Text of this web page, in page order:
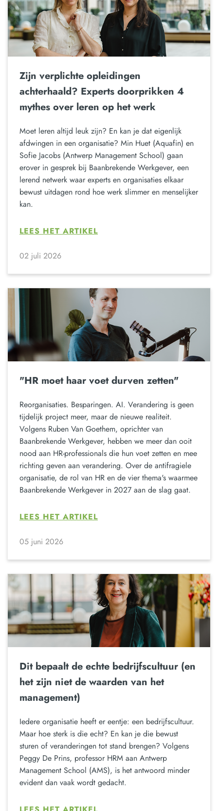
Zijn verplichte opleidingen
achterhaald? Experts doorprikken 4
mythes over leren op het werk
Moet leren altijd leuk zijn? En kan je dat eigenlijk
afdwingen in een organisatie? Min Huet (Aquafin) en
Sofie Jacobs (Antwerp Management School) gaan
erover in gesprek bij Baanbrekende Werkgever, een
lerend netwerk waar experts en organisaties elkaar
bewust uitdagen rond hoe werk slimmer en menselijker
kan.
LEES HET ARTIKEL
02 juli 2026
"HR moet haar voet durven zetten"
Reorganisaties. Besparingen. AI. Verandering is geen
tijdelijk project meer, maar de nieuwe realiteit.
Volgens Ruben Van Goethem, oprichter van
Baanbrekende Werkgever, hebben we meer dan ooit
nood aan HR-professionals die hun voet zetten en mee
richting geven aan verandering. Over de antifragiele
organisatie, de rol van HR en de vier thema's waarmee
Baanbrekende Werkgever in 2027 aan de slag gaat.
LEES HET ARTIKEL
05 juni 2026
Dit bepaalt de echte bedrijfscultuur (en
het zijn niet de waarden van het
management)
Iedere organisatie heeft er eentje: een bedrijfscultuur.
Maar hoe sterk is die echt? En kan je die bewust
sturen of veranderingen tot stand brengen? Volgens
Peggy De Prins, professor HRM aan Antwerp
Management School (AMS), is het antwoord minder
evident dan vaak wordt gedacht.